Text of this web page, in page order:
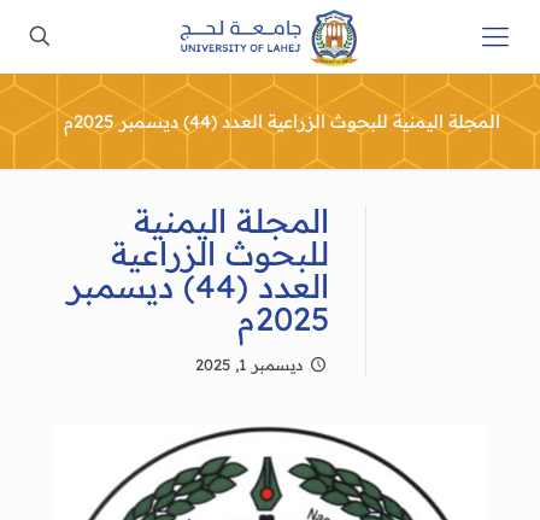
المجلة اليمنية للبحوث الزراعية العدد (44) ديسمبر 2025م
المجلة اليمنية
للبحوث الزراعية
العدد (44) ديسمبر
2025م
ديسمبر 1, 2025